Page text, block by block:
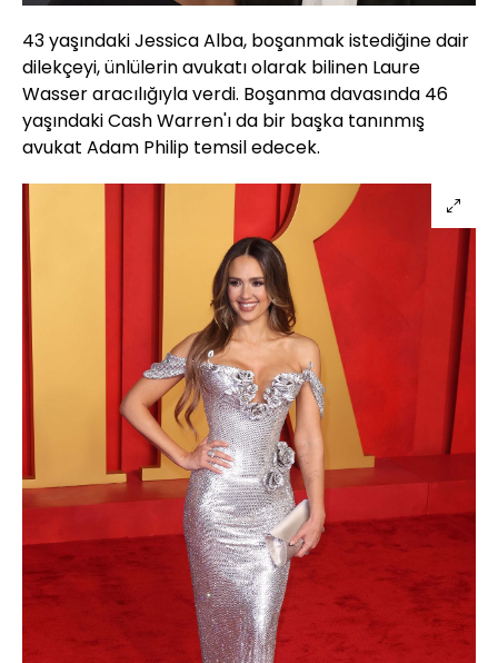
43 yaşındaki Jessica Alba, boşanmak istediğine dair
dilekçeyi, ünlülerin avukatı olarak bilinen Laure
Wasser aracılığıyla verdi. Boşanma davasında 46
yaşındaki Cash Warren'ı da bir başka tanınmış
avukat Adam Philip temsil edecek.